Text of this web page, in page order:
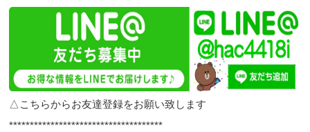
△こちらからお友達登録をお願い致します
*************************************